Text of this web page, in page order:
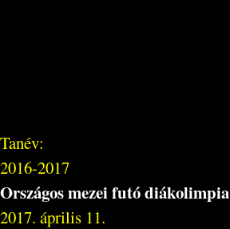
Tanév:
2016-2017
Országos mezei futó diákolimpia
2017. április 11.